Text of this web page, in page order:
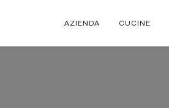
AZIENDA CUCINE